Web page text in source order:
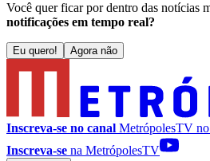
Você quer ficar por dentro das notícias
notificações em tempo real?
Eu quero! Agora não
Inscreva-se no canal MetrópolesTV no
Inscreva-se na MetrópolesTV